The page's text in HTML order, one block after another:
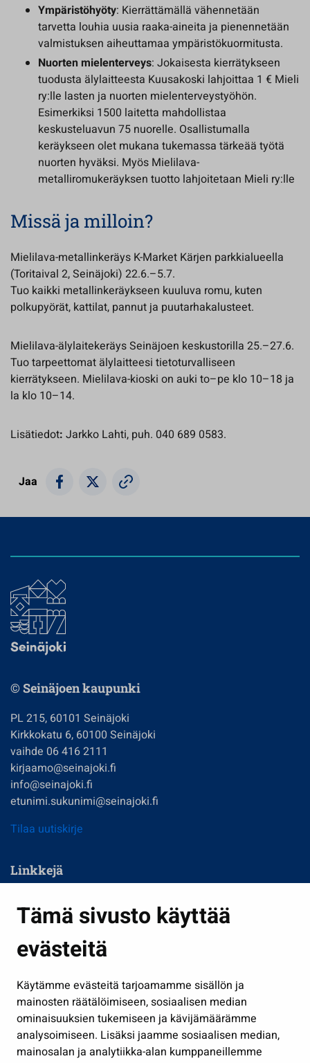
Tämä sivusto käyttää
evästeitä
Käytämme evästeitä tarjoamamme sisällön ja
mainosten räätälöimiseen, sosiaalisen median
ominaisuuksien tukemiseen ja kävijämäärämme
analysoimiseen. Lisäksi jaamme sosiaalisen median,
mainosalan ja analytiikka-alan kumppaneillemme
Ympäristöhyöty: Kierrättämällä vähennetään
tarvetta louhia uusia raaka-aineita ja pienennetään
valmistuksen aiheuttamaa ympäristökuormitusta.
Nuorten mielenterveys: Jokaisesta kierrätykseen
tuodusta älylaitteesta Kuusakoski lahjoittaa 1 € Mieli
ry:lle lasten ja nuorten mielenterveystyöhön.
Esimerkiksi 1500 laitetta mahdollistaa
keskusteluavun 75 nuorelle. Osallistumalla
keräykseen olet mukana tukemassa tärkeää työtä
nuorten hyväksi. Myös Mielilava-
metalliromukeräyksen tuotto lahjoitetaan Mieli ry:lle
Missä ja milloin?
Mielilava-metallinkeräys K-Market Kärjen parkkialueella
(Toritaival 2, Seinäjoki) 22.6.–5.7.
Tuo kaikki metallinkeräykseen kuuluva romu, kuten
polkupyörät, kattilat, pannut ja puutarhakalusteet.
Mielilava-älylaitekeräys Seinäjoen keskustorilla 25.–27.6.
Tuo tarpeettomat älylaitteesi tietoturvalliseen
kierrätykseen. Mielilava-kioski on auki to–pe klo 10–18 ja
la klo 10–14.
Lisätiedot: Jarkko Lahti, puh. 040 689 0583.
Jaa
© Seinäjoen kaupunki
PL 215, 60101 Seinäjoki
Kirkkokatu 6, 60100 Seinäjoki
vaihde 06 416 2111
kirjaamo@seinajoki.fi
info@seinajoki.fi
etunimi.sukunimi@seinajoki.fi
Tilaa uutiskirje
Linkkejä
Kasvatus ja opetus
Kulttuuri ja liikunta
Työ ja yrittäminen
Osallistu ja asioi
Näytä omat evästeasetukseni